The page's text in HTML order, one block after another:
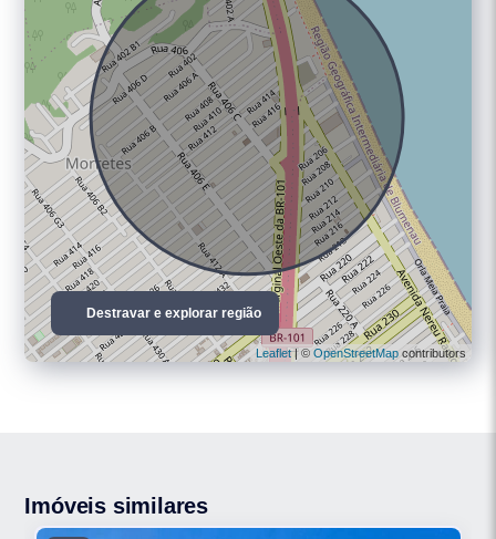
Leaflet| © OpenStreetMapcontributors
Destravar e explorar região
Imóveis similares